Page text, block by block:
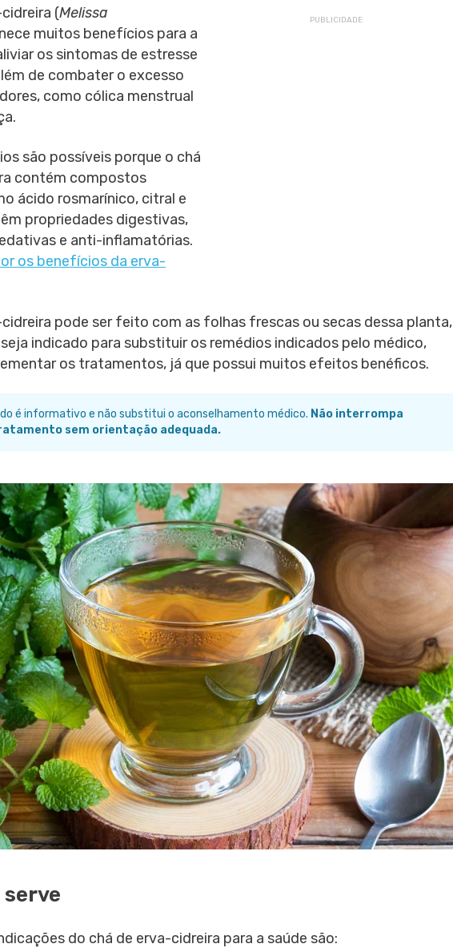
(Melissa
muitos benefícios para a
os sintomas de estresse
de combater o excesso
como cólica menstrual
são possíveis porque o chá
contém compostos
ácido rosmarínico, citral e
propriedades digestivas,
e anti-inflamatórias.
os benefícios da erva-
cidreira pode ser feito com as folhas frescas ou secas dessa planta,
indicado para substituir os remédios indicados pelo médico,
os tratamentos, já que possui muitos efeitos benéficos.
é informativo e não substitui o aconselhamento médico. Não interrompa
sem orientação adequada.
do chá de erva-cidreira para a saúde são: